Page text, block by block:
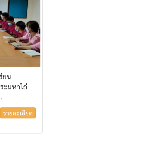
ยน
ะมหาไถ่
รายละเอียด